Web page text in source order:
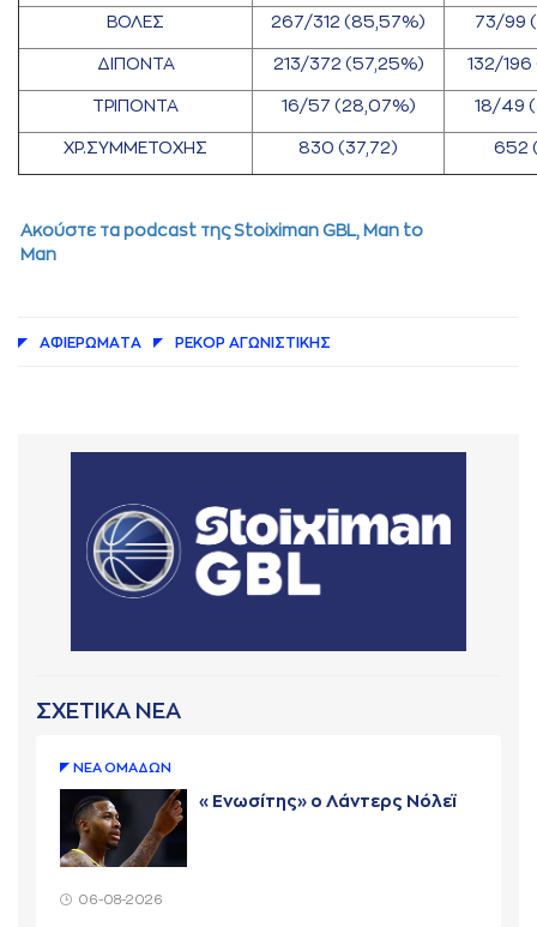
ΒΟΛΕΣ 267/312 (85,57%) 73/99
ΔΙΠΟΝΤΑ 213/372 (57,25%) 132/
ΤΡΙΠΟΝΤΑ 16/57 (28,07%) 18/49
ΧΡ.ΣΥΜΜΕΤΟΧΗΣ 830 (37,72) 652
Aκούστε τα podcast της Stoiximan GBL, Μan to
Man
AΦΙΕΡΩΜAΤA ΡΕΚΟΡ AΓΩΝΙΣΤΙΚΗΣ
ΣΧΕΤΙΚΑ ΝΕΑ
ΝΕA ΟΜAΔΩΝ
«Ενωσίτης» ο Λάντερς Νόλεϊ
06-08-2026